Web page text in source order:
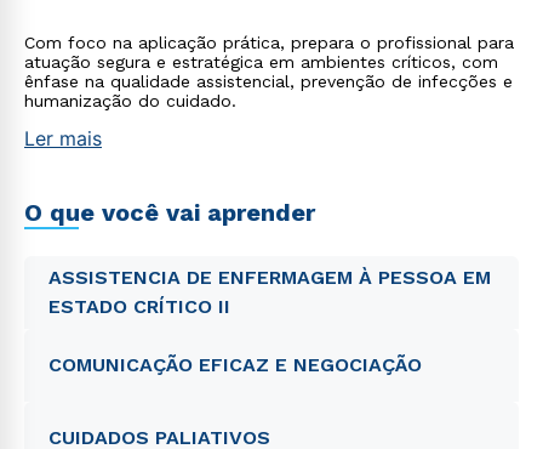
Com foco na aplicação prática, prepara o profissional para
atuação segura e estratégica em ambientes críticos, com
ênfase na qualidade assistencial, prevenção de infecções e
humanização do cuidado.
Ler mais
O que você vai aprender
ASSISTENCIA DE ENFERMAGEM À PESSOA EM
ESTADO CRÍTICO II
COMUNICAÇÃO EFICAZ E NEGOCIAÇÃO
CUIDADOS PALIATIVOS